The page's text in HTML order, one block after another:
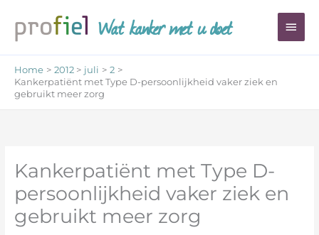
naar
inhoud
Wat kanker met u doet
Home 2012 juli
2
Kankerpatiënt met Type D-persoonlijkheid vaker ziek en
gebruikt meer zorg
Kankerpatiënt met Type D-
persoonlijkheid vaker ziek en
gebruikt meer zorg